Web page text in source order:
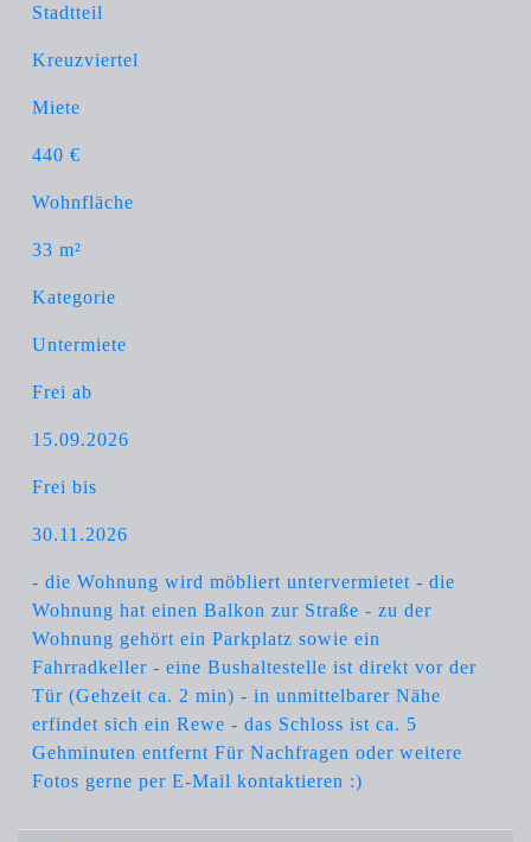
Stadtteil
Kreuzviertel
Miete
440 €
Wohnfläche
33 m²
Kategorie
Untermiete
Frei ab
15.09.2026
Frei bis
30.11.2026
- die Wohnung wird möbliert untervermietet - die
Wohnung hat einen Balkon zur Straße - zu der
Wohnung gehört ein Parkplatz sowie ein
Fahrradkeller - eine Bushaltestelle ist direkt vor der
Tür (Gehzeit ca. 2 min) - in unmittelbarer Nähe
erfindet sich ein Rewe - das Schloss ist ca. 5
Gehminuten entfernt Für Nachfragen oder weitere
Fotos gerne per E-Mail kontaktieren :)